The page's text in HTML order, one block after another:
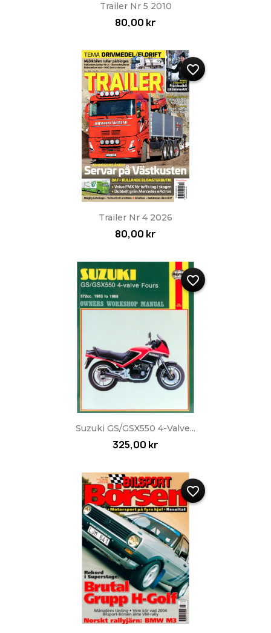
Trailer Nr 5 2010
80,00 kr
Trailer Nr 4 2026
80,00 kr
favorite_border
Suzuki GS/GSX550 4-Valve...
325,00 kr
favorite_border
favorite_border